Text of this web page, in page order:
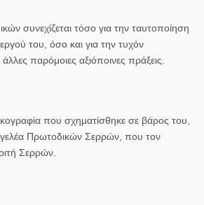
συνεχίζεται τόσο για την ταυτοποίηση
του, όσο και για την τυχόν
παρόμοιες αξιόποινες πράξεις.
που σχηματίσθηκε σε βάρος του,
Πρωτοδικών Σερρών, που τον
Σερρών.